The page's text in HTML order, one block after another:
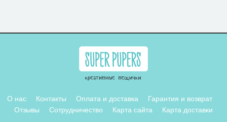
О нас Контакты Оплата и доставка
Гарантия и возврат
Отзывы
Сотрудничество Карта сайта
Карта доставки